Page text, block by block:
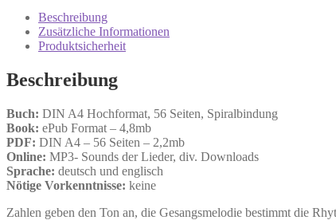
Beschreibung
Zusätzliche Informationen
Produktsicherheit
Beschreibung
Buch: DIN A4 Hochformat, 56 Seiten, Spiralbindung
Book: ePub Format – 4,8mb
PDF: DIN A4 – 56 Seiten – 2,2mb
Online: MP3- Sounds der Lieder, div. Downloads
Sprache: deutsch und englisch
Nötige Vorkenntnisse: keine
Zahlen geben den Ton an, die Gesangsmelodie bestimmt die